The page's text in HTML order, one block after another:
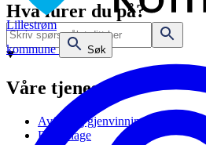
Lillestrøm
kommune
Søk
Hva lurer du på?
Våre tjenester
Avfall og gjenvinning
Barnehage